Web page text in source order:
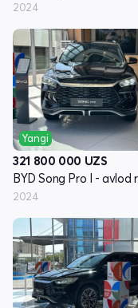
2024
Yangi
321 800 000 UZS
2024